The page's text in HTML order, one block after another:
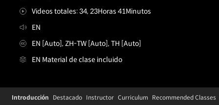
Videos totales: 34, 23Horas 41Minutos
EN
EN [Auto], ZH-TW [Auto], TH [Auto]
EN Material de clase incluido
Details
Configuration Information Shortcuts
Introducción Destacado Instructor Curriculum Recommended Classes